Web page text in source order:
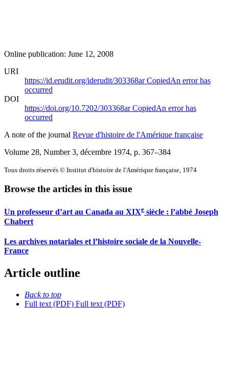
Online publication: June 12, 2008
URI
https://id.erudit.org/iderudit/303368arCopiedAn error has
occurred
DOI
https://doi.org/10.7202/303368arCopiedAn error has
occurred
A note of the journal Revue d'histoire de l'Amérique française
Volume 28, Number 3, décembre 1974, p. 367–384
Tous droits réservés © Institut d'histoire de l'Amérique française, 1974
Browse the articles in this issue
Un professeur d’art au Canada au XIXe siècle : l’abbé Joseph
Chabert
Les archives notariales et l’histoire sociale de la Nouvelle-
France
Article outline
Back to top
Full text (PDF) Full text (PDF)